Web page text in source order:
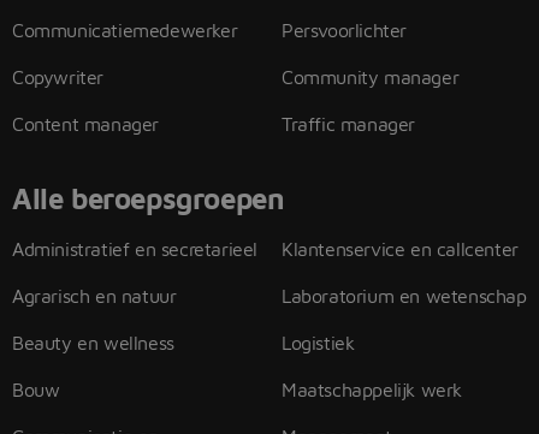
Communicatiemedewerker
Copywriter
Content manager
Persvoorlichter
Community manager
Traffic manager
Alle beroepsgroepen
Administratief en secretarieel
Agrarisch en natuur
Beauty en wellness
Bouw
Klantenservice en callcenter
Laboratorium en wetenschap
Logistiek
Maatschappelijk werk